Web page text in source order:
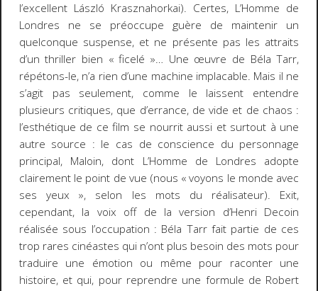
l’excellent László Krasznahorkai). Certes, L’Homme de
Londres ne se préoccupe guère de maintenir un
quelconque suspense, et ne présente pas les attraits
d’unthriller bien « ficelé »… Une œuvre de Béla Tarr,
répétons-le, n’a rien d’une machine implacable. Mais il ne
s’agit pas seulement, comme le laissent entendre
plusieurs critiques, que d’errance, de vide et de chaos :
l’esthétique de ce film se nourrit aussi et surtout à une
autre source : le cas de conscience du personnage
principal, Maloin, dont L’Homme de Londres adopte
clairement le point de vue (nous « voyons le monde avec
ses yeux », selon les mots du réalisateur). Exit,
cependant, la voix off de la version d’Henri Decoin
réalisée sous l’occupation : Béla Tarr fait partie de ces
trop rares cinéastes qui n’ont plus besoin des mots pour
traduire une émotion ou même pour raconter une
histoire, et qui, pour reprendre une formule de Robert